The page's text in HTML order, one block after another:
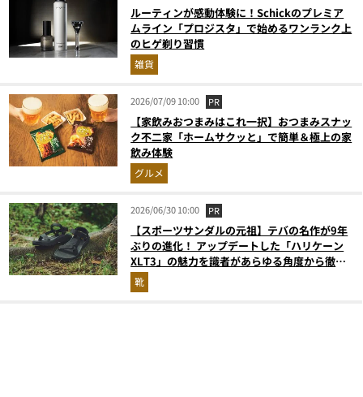
ルーティンが感動体験に！Schickのプレミア
ムライン「プロジスタ」で始めるワンランク上
のヒゲ剃り習慣
雑貨
2026/07/09 10:00 PR
【家飲みおつまみはこれ一択】おつまみスナッ
ク不二家「ホームサクッと」で簡単＆極上の家
飲み体験
グルメ
2026/06/30 10:00 PR
【スポーツサンダルの元祖】テバの名作が9年
ぶりの進化！ アップデートした「ハリケーン
XLT3」の魅力を識者があらゆる角度から徹底
解説！
靴